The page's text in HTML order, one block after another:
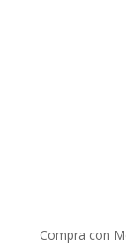
Compra con